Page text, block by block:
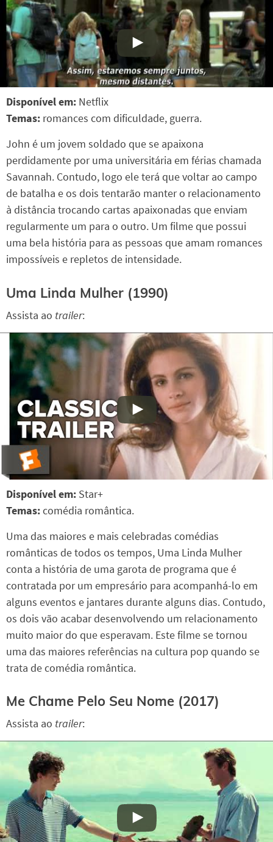
Disponível em: Netflix
Temas: romances com dificuldade, guerra.
John é um jovem soldado que se apaixona
perdidamente por uma universitária em férias chamada
Savannah. Contudo, logo ele terá que voltar ao campo
de batalha e os dois tentarão manter o relacionamento
à distância trocando cartas apaixonadas que enviam
regularmente um para o outro. Um filme que possui
uma bela história para as pessoas que amam romances
impossíveis e repletos de intensidade.
Uma Linda Mulher (1990)
Assista ao trailer:
Disponível em: Star+
Temas:comédia romântica.
Uma das maiores e mais celebradas comédias
românticas de todos os tempos, Uma Linda Mulher
conta a história de uma garota de programa que é
contratada por um empresário para acompanhá-lo em
alguns eventos e jantares durante alguns dias. Contudo,
os dois vão acabar desenvolvendo um relacionamento
muito maior do que esperavam. Este filme se tornou
uma das maiores referências na cultura pop quando se
trata de comédia romântica.
Me Chame Pelo Seu Nome (2017)
Assista ao trailer: